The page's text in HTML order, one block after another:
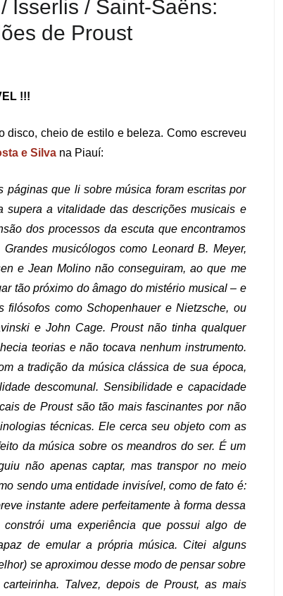
Isserlis / Saint-Saëns:
de Proust
!!!
disco, cheio de estilo e beleza. Como escreveu
e Silva na Piauí:
páginas que li sobre música foram escritas por
supera a vitalidade das descrições musicais e
dos processos da escuta que encontramos
Grandes musicólogos como Leonard B. Meyer,
e Jean Molino não conseguiram, ao que me
tão próximo do âmago do mistério musical – e
filósofos como Schopenhauer e Nietzsche, ou
e John Cage. Proust não tinha qualquer
teorias e não tocava nenhum instrumento.
a tradição da música clássica de sua época,
descomunal. Sensibilidade e capacidade
de Proust são tão mais fascinantes por não
técnicas. Ele cerca seu objeto com as
da música sobre os meandros do ser. É um
não apenas captar, mas transpor no meio
sendo uma entidade invisível, como de fato é:
instante adere perfeitamente à forma dessa
uma experiência que possui algo de
de emular a própria música. Citei alguns
se aproximou desse modo de pensar sobre
Talvez, depois de Proust, as mais